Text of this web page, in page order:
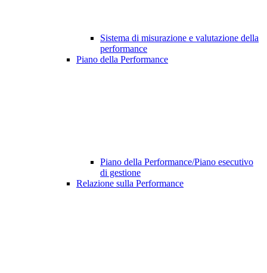
Sistema di misurazione e valutazione della
performance
Piano della Performance
Piano della Performance/Piano esecutivo
di gestione
Relazione sulla Performance